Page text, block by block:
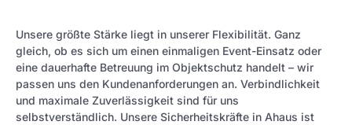
Unsere größte Stärke liegt in unserer Flexibilität. Ganz
gleich, ob es sich um einen einmaligen Event-Einsatz oder
eine dauerhafte Betreuung im Objektschutz handelt – wir
passen uns den Kundenanforderungen an. Verbindlichkeit
und maximale Zuverlässigkeit sind für uns
selbstverständlich. Unsere Sicherheitskräfte in Ahaus ist